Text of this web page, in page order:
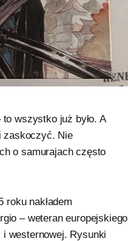
wszystko już było. A
zaskoczyć. Nie
o samurajach często
roku nakładem
– weteran europejskiego
westernowej. Rysunki